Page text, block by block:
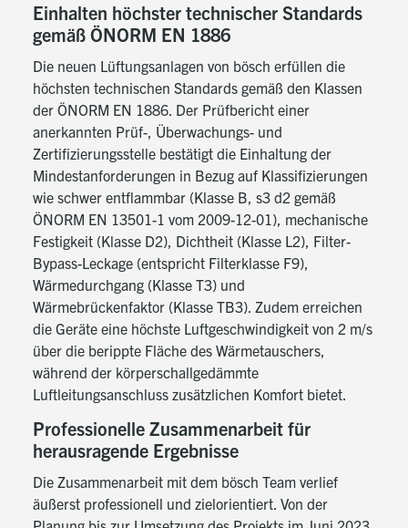
Einhalten höchster technischer Standards
gemäß ÖNORM EN 1886
Die neuen Lüftungsanlagen von bösch erfüllen die
höchsten technischen Standards gemäß den Klassen
der ÖNORM EN 1886. Der Prüfbericht einer
anerkannten Prüf-, Überwachungs- und
Zertifizierungsstelle bestätigt die Einhaltung der
Mindestanforderungen in Bezug auf Klassifizierungen
wie schwer entflammbar (Klasse B, s3 d2 gemäß
ÖNORM EN 13501-1 vom 2009-12-01), mechanische
Festigkeit (Klasse D2), Dichtheit (Klasse L2), Filter-
Bypass-Leckage (entspricht Filterklasse F9),
Wärmedurchgang (Klasse T3) und
Wärmebrückenfaktor (Klasse TB3). Zudem erreichen
die Geräte eine höchste Luftgeschwindigkeit von 2 m/s
über die berippte Fläche des Wärmetauschers,
während der körperschallgedämmte
Luftleitungsanschluss zusätzlichen Komfort bietet.
Professionelle Zusammenarbeit für
herausragende Ergebnisse
Die Zusammenarbeit mit dem bösch Team verlief
äußerst professionell und zielorientiert. Von der